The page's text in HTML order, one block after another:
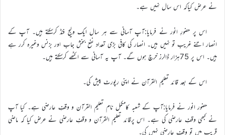
نے عرض کیاکہ اس سال نہیں ہے۔
اس پر حضورِ انور نے فرمایا:آپ آسانی سے ہر سال ایک ولیج فنڈ کرسکتے ہیں۔ آپ کے
انصار اتنے غریب تو نہیں ہیں۔ انصار کی کافی بڑی تعداد نفع بخش جاب اور بزنس وغیرہ کرر ہے
ہیں۔ اس پر 75ہزار ڈالرز خرچ ہوں گے۔ آپ یہ آسانی سے اکٹھے کرسکتے ہیں۔
اس کے بعد قائد تعلیم القرآن نے اپنی رپورٹ پیش کی۔
حضور انور نے فرمایا:آپ کے شعبہ کامکمل نام تعلیم القرآن و وقفِ عارضی ہے۔ کیا آپ
نے کبھی وقفِ عارضی کی ہے۔ اس پرقائد تعلیم القرآن و وقفِ عارضی نے عرض کیا کہ ماضی
قریب میں تو وقفِ عارضی نہیں کی۔